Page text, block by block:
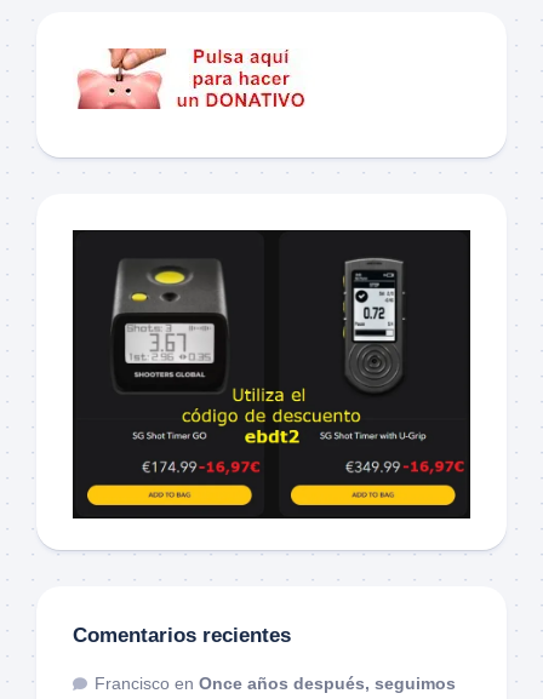
Comentarios recientes
Francisco en Once años después, seguimos